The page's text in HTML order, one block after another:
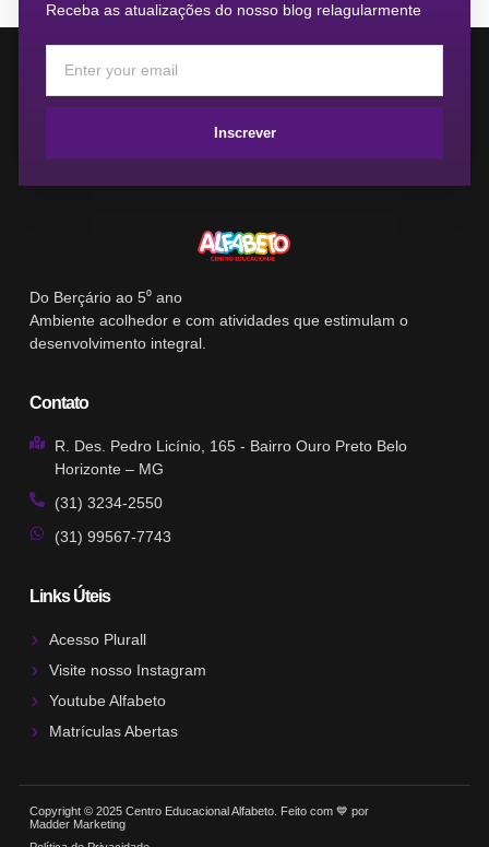
Receba as atualizações do nosso blog relagularmente
Inscrever
Do Berçário ao 5⁰ ano
Ambiente acolhedor e com atividades que estimulam o
desenvolvimento integral.
Contato
R. Des. Pedro Licínio, 165 - Bairro Ouro Preto Belo
Horizonte – MG
(31) 3234-2550
(31) 99567-7743
Links Úteis
Acesso Plurall
Visite nosso Instagram
Youtube Alfabeto
Matrículas Abertas
Copyright © 2025 Centro Educacional Alfabeto. Feito com 💙 por
Madder Marketing